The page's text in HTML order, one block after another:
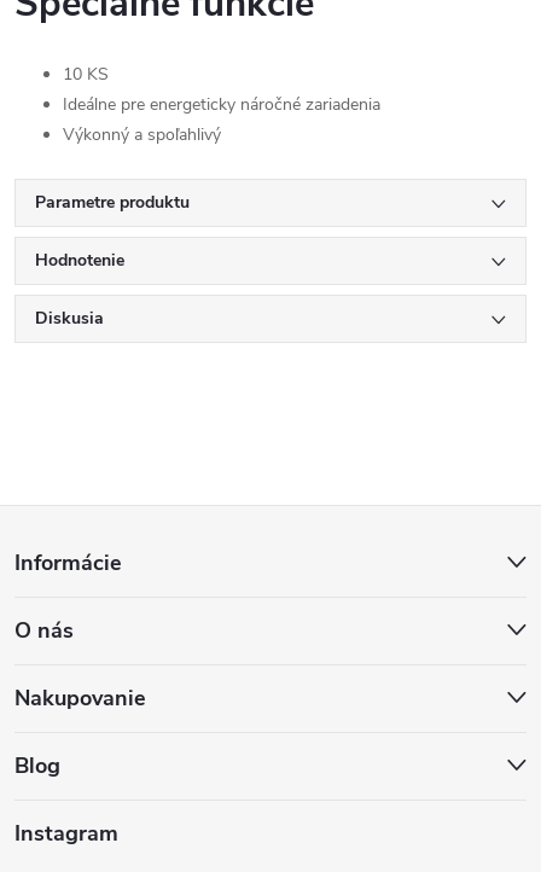
10 KS
Ideálne pre energeticky náročné zariadenia
Výkonný a spoľahlivý
Parametre produktu
Hodnotenie
Diskusia
p
ä
Informácie
O nás
Nakupovanie
Blog
Instagram